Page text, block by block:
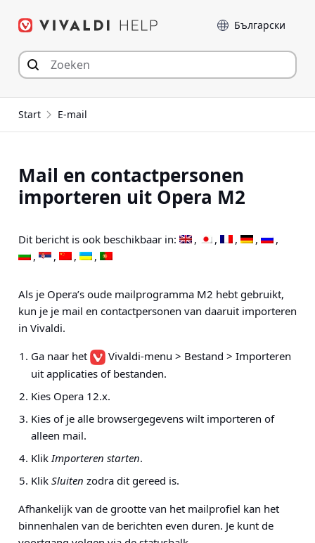
naar
Taal
Start E-mail
Mail en contactpersonen
importeren uit Opera M2
Dit bericht is ook beschikbaar in:
Als je Opera’s oude mailprogramma M2 hebt gebruikt,
kun je je mail en contactpersonen van daaruit importeren
in Vivaldi.
Ga naar het
Vivaldi-menu > Bestand > Importeren
uit applicaties of bestanden.
Kies Opera 12.x.
Kies of je alle browsergegevens wilt importeren of
alleen mail.
Klik Importeren starten.
Klik Sluiten zodra dit gereed is.
Afhankelijk van de grootte van het mailprofiel kan het
binnenhalen van de berichten even duren. Je kunt de